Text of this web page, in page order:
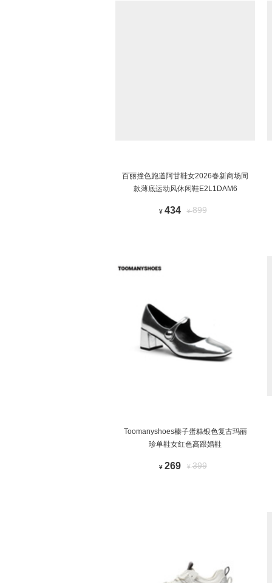
百丽撞色跑道阿甘鞋女2026春新商场同
款薄底运动风休闲鞋E2L1DAM6
¥ 434 ¥899
Toomanyshoes榛子蛋糕银色复古玛丽
珍单鞋女红色高跟婚鞋
¥ 269 ¥399